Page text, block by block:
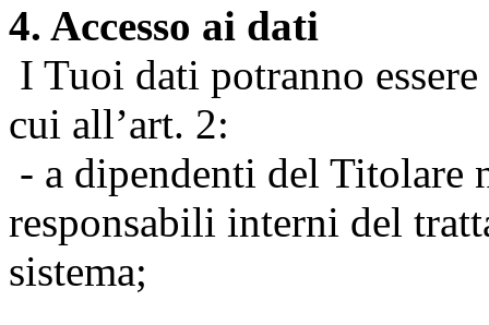
4. Accesso ai dati
I Tuoi dati potranno
cui all’art. 2:
- a dipendenti del Titolare
responsabili interni del
sistema;